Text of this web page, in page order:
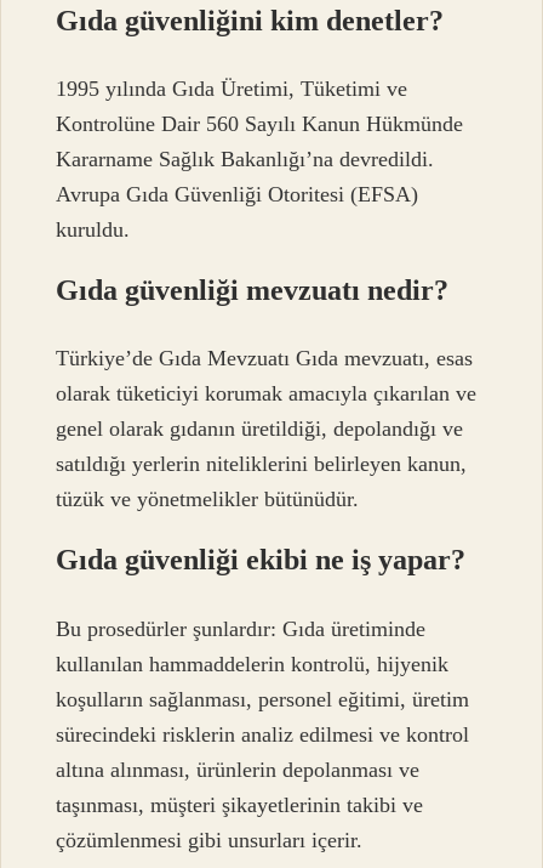
Gıda güvenliğini kim denetler?
1995 yılında Gıda Üretimi, Tüketimi ve
Kontrolüne Dair 560 Sayılı Kanun Hükmünde
Kararname Sağlık Bakanlığı’na devredildi.
Avrupa Gıda Güvenliği Otoritesi (EFSA)
kuruldu.
Gıda güvenliği mevzuatı nedir?
Türkiye’de Gıda Mevzuatı Gıda mevzuatı, esas
olarak tüketiciyi korumak amacıyla çıkarılan ve
genel olarak gıdanın üretildiği, depolandığı ve
satıldığı yerlerin niteliklerini belirleyen kanun,
tüzük ve yönetmelikler bütünüdür.
Gıda güvenliği ekibi ne iş yapar?
Bu prosedürler şunlardır: Gıda üretiminde
kullanılan hammaddelerin kontrolü, hijyenik
koşulların sağlanması, personel eğitimi, üretim
sürecindeki risklerin analiz edilmesi ve kontrol
altına alınması, ürünlerin depolanması ve
taşınması, müşteri şikayetlerinin takibi ve
çözümlenmesi gibi unsurları içerir.